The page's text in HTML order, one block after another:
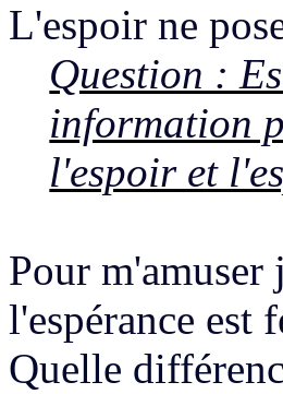
L'espoir ne
Question :
information
l'espoir et
Pour
l'espérance est
Quelle